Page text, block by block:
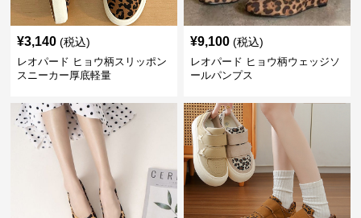
¥3,140 (税込)
レオパード ヒョウ柄スリッポン
スニーカー厚底軽量
¥9,100 (税込)
レオパード ヒョウ柄ウェッジソ
ールパンプス